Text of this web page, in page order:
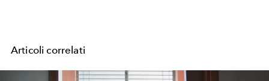
Articoli correlati